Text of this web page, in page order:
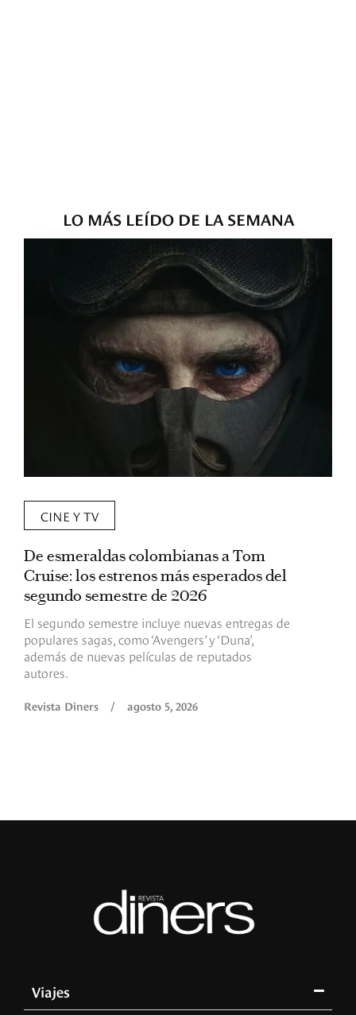
LO MÁS LEÍDO DE LA SEMANA
CINE Y TV
De esmeraldas colombianas a Tom
Cruise: los estrenos más esperados del
segundo semestre de 2026
El segundo semestre incluye nuevas entregas de
populares sagas, como ‘Avengers’ y ‘Duna’,
además de nuevas películas de reputados
autores.
Revista Diners / agosto 5, 2026
Viajes